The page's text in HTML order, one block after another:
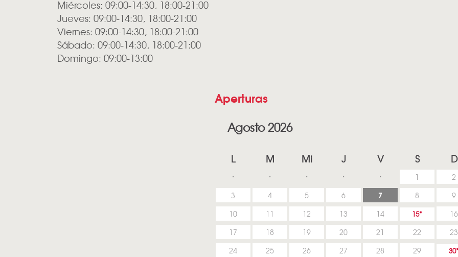
Miércoles: 09:00-14:30, 18:00-21:00
Jueves: 09:00-14:30, 18:00-21:00
Viernes: 09:00-14:30, 18:00-21:00
Sábado: 09:00-14:30, 18:00-21:00
Domingo: 09:00-13:00
Aperturas
Agosto 2026
L M Mi J V S D
1
2
3
4 5 6 7 8
9
10
11 12 13 14 15
16
17
18 19 20 21 22
23
24
25 26 27 28 29 30